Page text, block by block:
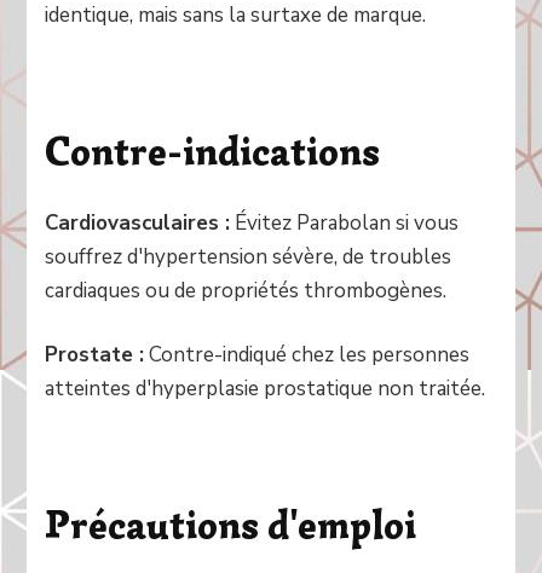
identique, mais sans la surtaxe de marque.
Contre-indications
Cardiovasculaires : Évitez Parabolan si vous
souffrez d'hypertension sévère, de troubles
cardiaques ou de propriétés thrombogènes.
Prostate :Contre-indiqué chez les personnes
atteintes d'hyperplasie prostatique non traitée.
Précautions d'emploi